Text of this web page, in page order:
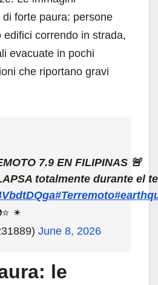
forte paura: persone
correndo in strada,
evacuate in pochi
che riportano gravi
7.9 EN FILIPINAS 🚨
totalmente durante el
#Terremoto
✴
June 8, 2026
le